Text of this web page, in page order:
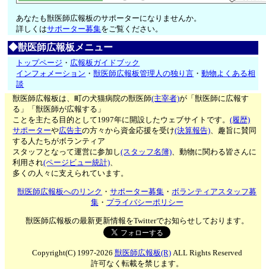
あなたも獣医師広報板のサポーターになりませんか。
詳しくはサポーター募集をご覧ください。
◆獣医師広報板メニュー
トップページ ・ 広報板ガイドブック
インフォメーション ・獣医師広報板管理人の独り言 ・動物よくある相
談
獣医師広報板は、町の犬猫病院の獣医師(主宰者)が「獣医師に広報す
る」「獣医師が広報する」
ことを主たる目的として1997年に開設したウェブサイトです。(履歴)
サポーターや広告主の方々から資金応援を受け(決算報告)、趣旨に賛同
する人たちがボランティア
スタッフとなって運営に参加し(スタッフ名簿)、動物に関わる皆さんに
利用され(ページビュー統計)、
多くの人々に支えられています。
獣医師広報板へのリンク ・サポーター募集 ・ボランティアスタッフ募
集・ プライバシーポリシー
獣医師広報板の最新更新情報をTwitterでお知らせしております。
Copyright(C) 1997-2026 獣医師広報板(R)ALL Rights Reserved
許可なく転載を禁じます。